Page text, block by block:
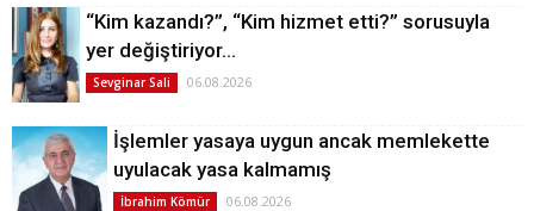
“Kim kazandı?”, “Kim hizmet etti?” sorusuyla
yer değiştiriyor…
Sevginar Sali 06.08.2026
İşlemler yasaya uygun ancak memlekette
uyulacak yasa kalmamış
İbrahim Kömür 06.08.2026